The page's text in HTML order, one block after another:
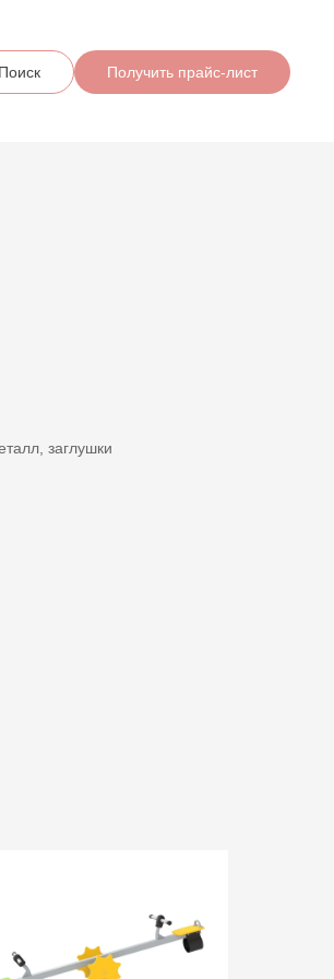
Поиск Получить прайс-лист
заглушки